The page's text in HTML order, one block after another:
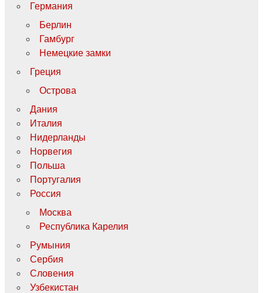
Германия
Берлин
Гамбург
Немецкие замки
Греция
Острова
Дания
Италия
Нидерланды
Норвегия
Польша
Португалия
Россия
Москва
Республика Карелия
Румыния
Сербия
Словения
Узбекистан